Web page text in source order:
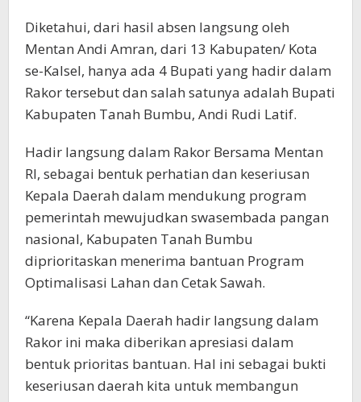
Diketahui, dari hasil absen langsung oleh
Mentan Andi Amran, dari 13 Kabupaten/ Kota
se-Kalsel, hanya ada 4 Bupati yang hadir dalam
Rakor tersebut dan salah satunya adalah Bupati
Kabupaten Tanah Bumbu, Andi Rudi Latif.
Hadir langsung dalam Rakor Bersama Mentan
RI, sebagai bentuk perhatian dan keseriusan
Kepala Daerah dalam mendukung program
pemerintah mewujudkan swasembada pangan
nasional, Kabupaten Tanah Bumbu
diprioritaskan menerima bantuan Program
Optimalisasi Lahan dan Cetak Sawah.
“Karena Kepala Daerah hadir langsung dalam
Rakor ini maka diberikan apresiasi dalam
bentuk prioritas bantuan. Hal ini sebagai bukti
keseriusan daerah kita untuk membangun